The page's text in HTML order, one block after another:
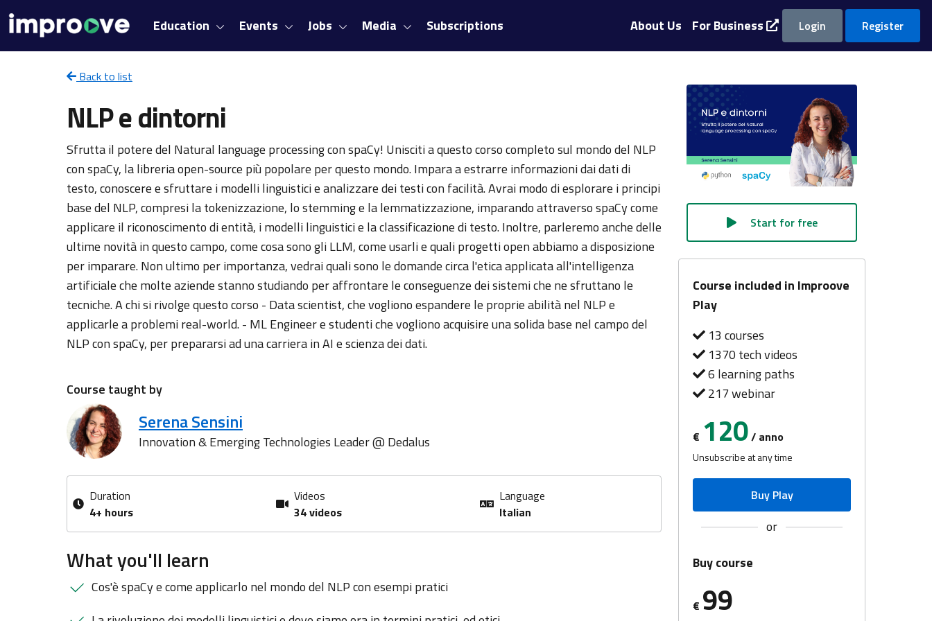
Education Events Jobs Media Subscriptions About Us For Business Login Register
Back to list
NLP e dintorni
Sfrutta il potere del Natural language processing con spaCy! Unisciti a questo corso completo sul mondo del NLP
con spaCy, la libreria open-source più popolare per questo mondo. Impara a estrarre informazioni dai dati di
testo, conoscere e sfruttare i modelli linguistici e analizzare dei testi con facilità. Avrai modo di esplorare i principi
base del NLP, compresi la tokenizzazione, lo stemming e la lemmatizzazione, imparando attraverso spaCy come
applicare il riconoscimento di entità, i modelli linguistici e la classificazione di testo. Inoltre, parleremo anche delle
ultime novità in questo campo, come cosa sono gli LLM, come usarli e quali progetti open abbiamo a disposizione
per imparare. Non ultimo per importanza, vedrai quali sono le domande circa l'etica applicata all'intelligenza
artificiale che molte aziende stanno studiando per affrontare le conseguenze dei sistemi che ne sfruttano le
tecniche. A chi si rivolge questo corso - Data scientist, che vogliono espandere le proprie abilità nel NLP e
applicarle a problemi real-world. - ML Engineer e studenti che vogliono acquisire una solida base nel campo del
NLP con spaCy, per prepararsi ad una carriera in AI e scienza dei dati.
Course taught by
Serena Sensini
Innovation & Emerging Technologies Leader @ Dedalus
Duration
4+ hours
Videos
34 videos
Language
Italian
What you'll learn
Cos'è spaCy e come applicarlo nel mondo del NLP con esempi pratici
Start for free
Course included in Improove
Play
13 courses
1370 tech videos
6 learning paths
217 webinar
€ 120/ anno
Unsubscribe at any time
Buy Play
or
Buy course
€ 99